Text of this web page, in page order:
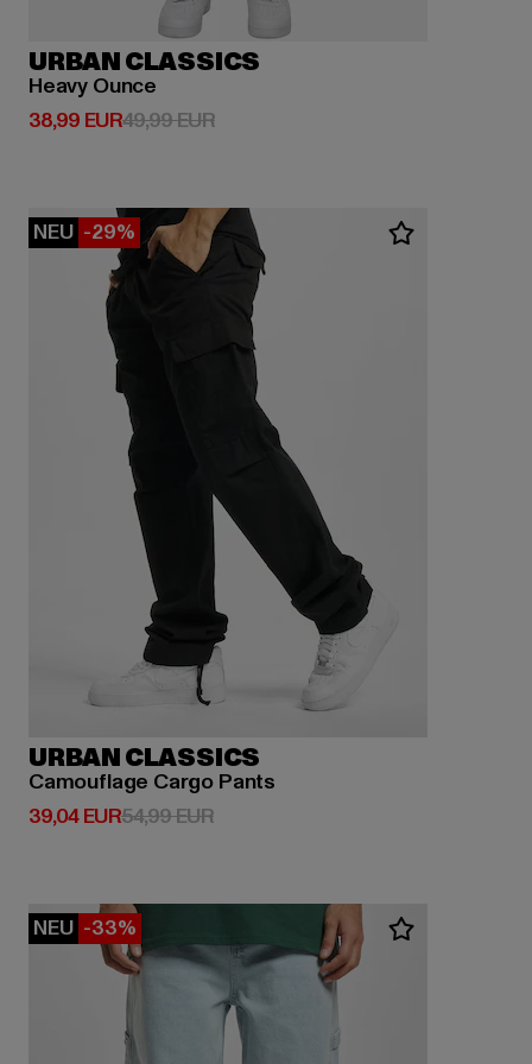
URBAN CLASSICS
Heavy Ounce
38,99 EUR
Derzeitiger Preis: 38,99 EUR
49,99 EURAktionspreis: 49,99 EUR
NEU -29%
URBAN CLASSICS
Camouflage Cargo Pants
39,04 EUR
Derzeitiger Preis: 39,04 EUR
54,99 EURAktionspreis: 54,99 EUR
NEU -33%